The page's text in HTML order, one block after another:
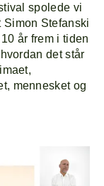
Om
spolede vi
Stefanski
år frem i tiden
det står
mennesket og